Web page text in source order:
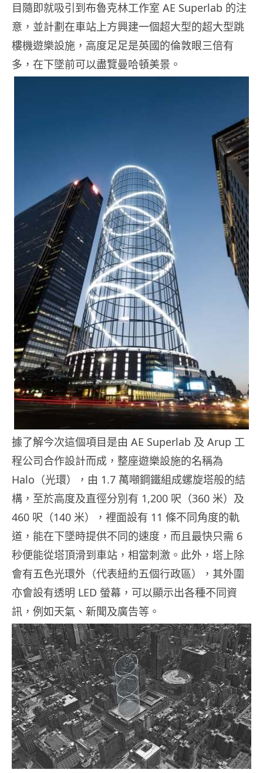
目隨即就吸引到布魯克林工作室 AE Superlab 的注
意，並計劃在車站上方興建一個超大型的超大型跳
樓機遊樂設施，高度足足是英國的倫敦眼三倍有
多，在下墜前可以盡覽曼哈頓美景。
據了解今次這個項目是由 AE Superlab 及 Arup 工
程公司合作設計而成，整座遊樂設施的名稱為
Halo（光環），由 1.7 萬噸鋼鐵組成螺旋塔般的結
構，至於高度及直徑分別有 1,200 呎（360 米）及
460 呎（140 米），裡面設有 11 條不同角度的軌
道，能在下墜時提供不同的速度，而且最快只需 6
秒便能從塔頂滑到車站，相當刺激。此外，塔上除
會有五色光環外（代表紐約五個行政區），其外圍
亦會設有透明 LED 螢幕，可以顯示出各種不同資
訊，例如天氣、新聞及廣告等。